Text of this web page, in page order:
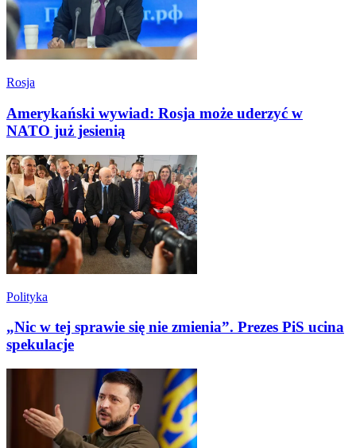
Rosja
Amerykański wywiad: Rosja może uderzyć w
NATO już jesienią
Polityka
„Nic w tej sprawie się nie zmienia”. Prezes PiS ucina
spekulacje